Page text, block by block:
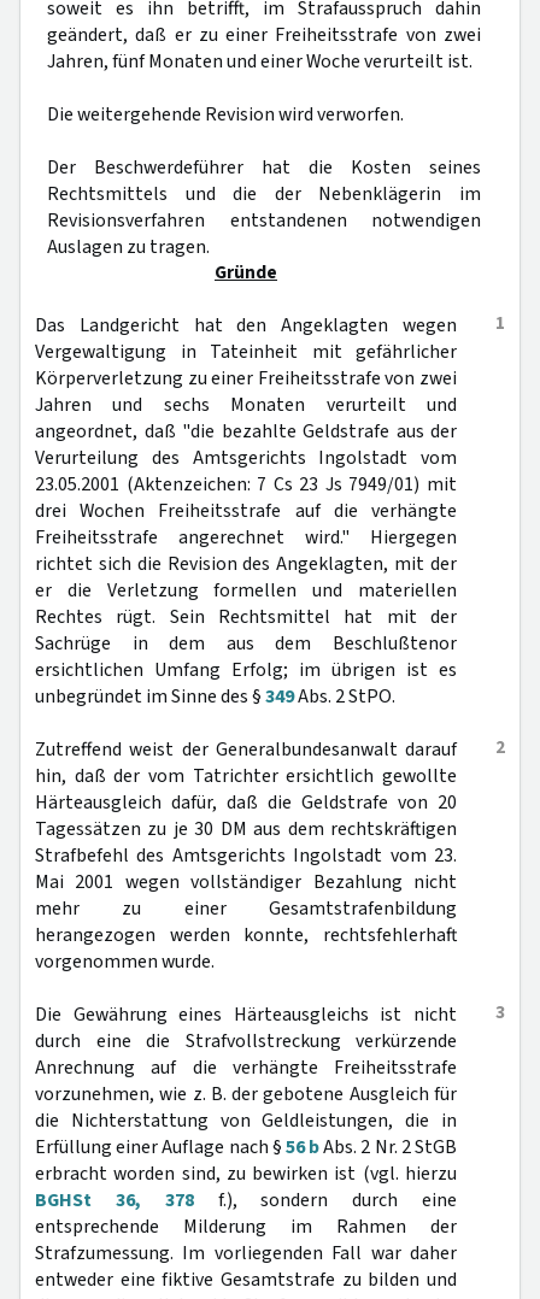
soweit es ihn betrifft, im Strafausspruch dahin
geändert, daß er zu einer Freiheitsstrafe von zwei
Jahren, fünf Monaten und einer Woche verurteilt ist.
Die weitergehende Revision wird verworfen.
Der Beschwerdeführer hat die Kosten seines
Rechtsmittels und die der Nebenklägerin im
Revisionsverfahren entstandenen notwendigen
Auslagen zu tragen.
Gründe
1
Das Landgericht hat den Angeklagten wegen
Vergewaltigung in Tateinheit mit gefährlicher
Körperverletzung zu einer Freiheitsstrafe von zwei
Jahren und sechs Monaten verurteilt und
angeordnet, daß "die bezahlte Geldstrafe aus der
Verurteilung des Amtsgerichts Ingolstadt vom
23.05.2001 (Aktenzeichen: 7 Cs 23 Js 7949/01) mit
drei Wochen Freiheitsstrafe auf die verhängte
Freiheitsstrafe angerechnet wird." Hiergegen
richtet sich die Revision des Angeklagten, mit der
er die Verletzung formellen und materiellen
Rechtes rügt. Sein Rechtsmittel hat mit der
Sachrüge in dem aus dem Beschlußtenor
ersichtlichen Umfang Erfolg; im übrigen ist es
unbegründet im Sinne des §349Abs. 2 StPO.
2
Zutreffend weist der Generalbundesanwalt darauf
hin, daß der vom Tatrichter ersichtlich gewollte
Härteausgleich dafür, daß die Geldstrafe von 20
Tagessätzen zu je 30 DM aus dem rechtskräftigen
Strafbefehl des Amtsgerichts Ingolstadt vom 23.
Mai 2001 wegen vollständiger Bezahlung nicht
mehr zu einer Gesamtstrafenbildung
herangezogen werden konnte, rechtsfehlerhaft
vorgenommen wurde.
3
Die Gewährung eines Härteausgleichs ist nicht
durch eine die Strafvollstreckung verkürzende
Anrechnung auf die verhängte Freiheitsstrafe
vorzunehmen, wie z. B. der gebotene Ausgleich für
die Nichterstattung von Geldleistungen, die in
Erfüllung einer Auflage nach §56 bAbs. 2 Nr. 2 StGB
erbracht worden sind, zu bewirken ist (vgl. hierzu
BGHSt 36, 378f.), sondern durch eine
entsprechende Milderung im Rahmen der
Strafzumessung. Im vorliegenden Fall war daher
entweder eine fiktive Gesamtstrafe zu bilden und